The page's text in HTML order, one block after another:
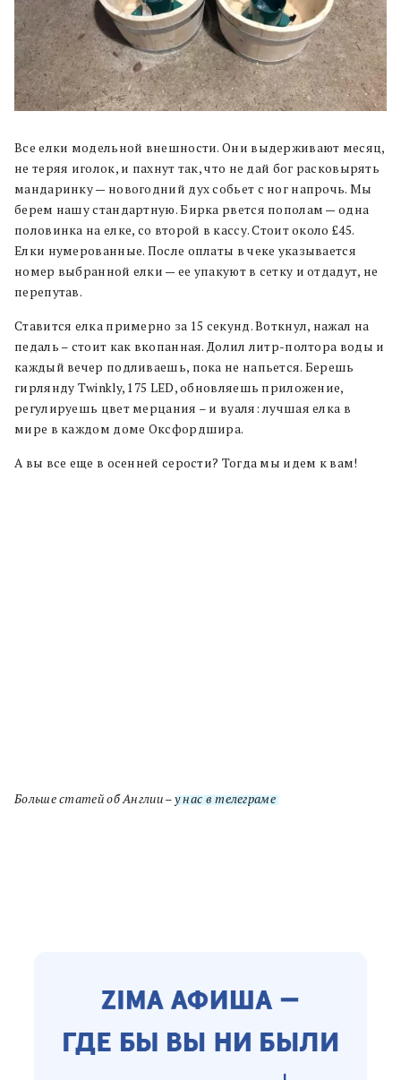
Все елки модельной внешности. Они выдерживают месяц,
не теряя иголок, и пахнут так, что не дай бог расковырять
мандаринку — новогодний дух собьет с ног напрочь. Мы
берем нашу стандартную. Бирка рвется пополам — одна
половинка на елке, со второй в кассу. Стоит около £45.
Елки нумерованные. После оплаты в чеке указывается
номер выбранной елки — ее упакуют в сетку и отдадут, не
перепутав.
Ставится елка примерно за 15 секунд. Воткнул, нажал на
педаль – стоит как вкопанная. Долил литр-полтора воды и
каждый вечер подливаешь, пока не напьется. Берешь
гирлянду Twinkly, 175 LED, обновляешь приложение,
регулируешь цвет мерцания – и вуаля: лучшая елка в
мире в каждом доме Оксфордшира.
А вы все еще в осенней серости? Тогда мы идем к вам!
Больше статей об Англии –у нас в телеграме